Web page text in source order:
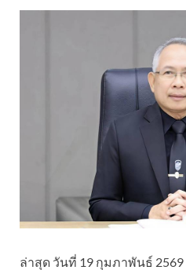
ล่าสุด วันที่ 19 กุมภาพันธ์